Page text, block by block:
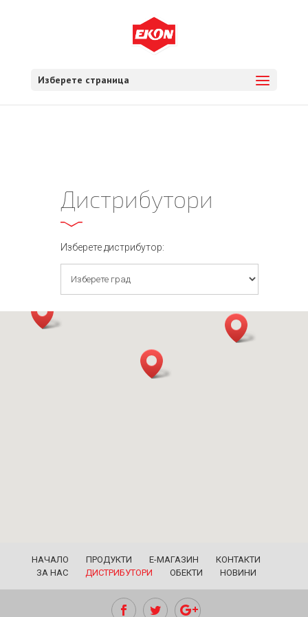
Изберете страница
Дистрибутори
Изберете дистрибутор:
НАЧАЛО ПРОДУКТИ Е-МАГАЗИН
КОНТАКТИ
ЗА НАС
ДИСТРИБУТОРИ ОБЕКТИ НОВИНИ